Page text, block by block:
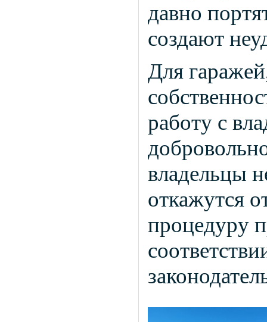
давно
создают
Для
работу с
владельцы
откажутся
процедуру